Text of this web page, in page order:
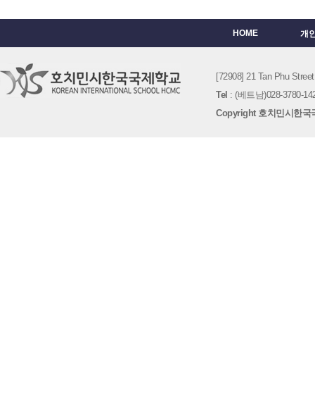
HOME 개
[72908] 21 Tan Phu
Tel : (베트남)028-3780-
Copyright 호치민시한국